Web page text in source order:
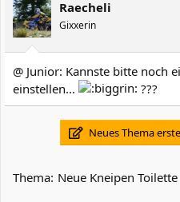
Raecheli
Gixxerin
@ Junior: Kannste bitte noch
einstellen...
???
Neues Thema
Thema: Neue Kneipen Toilette